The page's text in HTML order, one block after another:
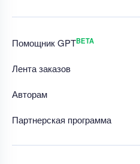
Помощник GPTBETA
Лента заказов
Авторам
Партнерская программа